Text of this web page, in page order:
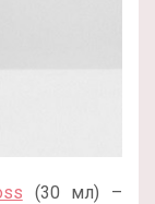
(30 мл) –